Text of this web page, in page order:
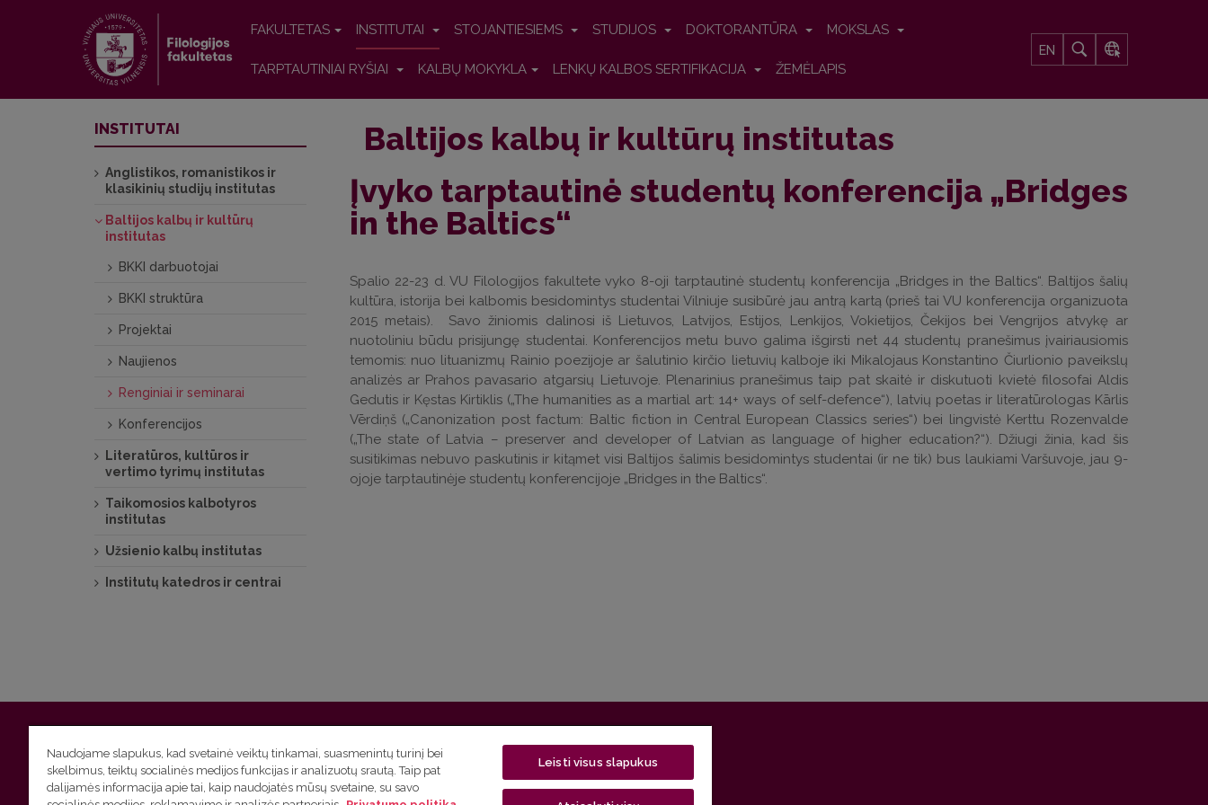
FAKULTETAS INSTITUTAI STOJANTIESIEMS STUDIJOS DOKTORANTŪRA MOKSLAS
TARPTAUTINIAI RYŠIAI KALBŲ MOKYKLA LENKŲ KALBOS SERTIFIKACIJA ŽEMĖLAPIS
EN
Baltijos kalbų ir kultūrų institutas
Įvyko tarptautinė studentų konferencija „Bridges
in the Baltics“
Spalio 22-23 d. VU Filologijos fakultete vyko 8-oji tarptautinė studentų konferencija „Bridges in the Baltics“. Baltijos šalių
kultūra, istorija bei kalbomis besidomintys studentai Vilniuje susibūrė jau antrą kartą (prieš tai VU konferencija organizuota
2015 metais). Savo žiniomis dalinosi iš Lietuvos, Latvijos, Estijos, Lenkijos, Vokietijos, Čekijos bei Vengrijos atvykę ar
nuotoliniu būdu prisijungę studentai. Konferencijos metu buvo galima išgirsti net 44 studentų pranešimus įvairiausiomis
temomis: nuo lituanizmų Rainio poezijoje ar šalutinio kirčio lietuvių kalboje iki Mikalojaus Konstantino Čiurlionio paveikslų
analizės ar Prahos pavasario atgarsių Lietuvoje. Plenarinius pranešimus taip pat skaitė ir diskutuoti kvietė filosofai Aldis
Gedutis ir Kęstas Kirtiklis („The humanities as a martial art: 14+ ways of self-defence“), latvių poetas ir literatūrologas Kārlis
Vērdiņš („Canonization post factum: Baltic fiction in Central European Classics series“) bei lingvistė Kerttu Rozenvalde
(„The state of Latvia – preserver and developer of Latvian as language of higher education?“). Džiugi žinia, kad šis
susitikimas nebuvo paskutinis ir kitąmet visi Baltijos šalimis besidomintys studentai (ir ne tik) bus laukiami Varšuvoje, jau 9-
ojoje tarptautinėje studentų konferencijoje „Bridges in the Baltics“.
INSTITUTAI
Anglistikos, romanistikos ir
klasikinių studijų institutas
Baltijos kalbų ir kultūrų
institutas
BKKI darbuotojai
BKKI struktūra
Projektai
Naujienos
Renginiai ir seminarai
Konferencijos
Literatūros, kultūros ir
vertimo tyrimų institutas
Taikomosios kalbotyros
institutas
Užsienio kalbų institutas
Institutų katedros ir centrai
Vilniaus universitetas Filologijos fakultetas | Universiteto g. 5, LT-01131 Vilnius
Studijų skyriaus(studijų ir tvarkaraščio klausimai) tel. (0 5) 268 7208 | El. paštasstudijos@flf.vu.lt
Naudojame slapukus, kad svetainė veiktų tinkamai, suasmenintų turinį bei
skelbimus, teiktų socialinės medijos funkcijas ir analizuotų srautą. Taip pat
dalijamės informacija apie tai, kaip naudojatės mūsų svetaine, su savo
Leisti visus slapukus